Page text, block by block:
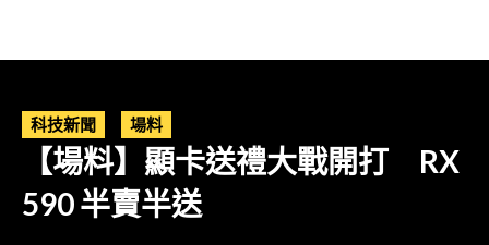
科技新聞 場料
【場料】顯卡送禮大戰開打 RX
590 半賣半送